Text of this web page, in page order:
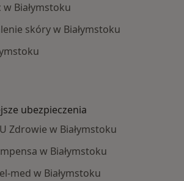
w Białymstoku
skóry w Białymstoku
ubezpieczenia
Zdrowie w Białymstoku
w Białymstoku
med w Białymstoku